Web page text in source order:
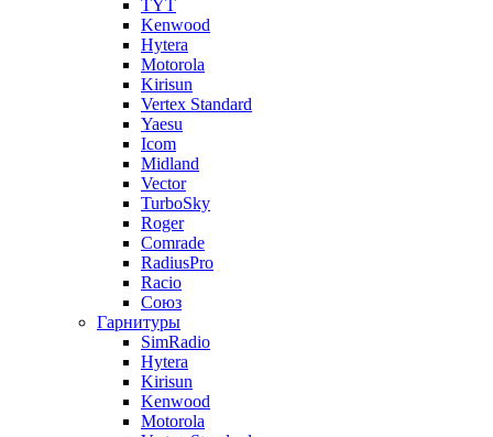
TYT
Kenwood
Hytera
Motorola
Kirisun
Vertex Standard
Yaesu
Icom
Midland
Vector
TurboSky
Roger
Comrade
RadiusPro
Racio
Союз
Гарнитуры
SimRadio
Hytera
Kirisun
Kenwood
Motorola